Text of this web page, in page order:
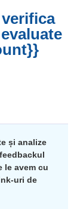
și analize
le avem cu
uri de